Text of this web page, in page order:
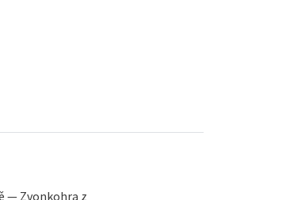
— Zvonkohra z